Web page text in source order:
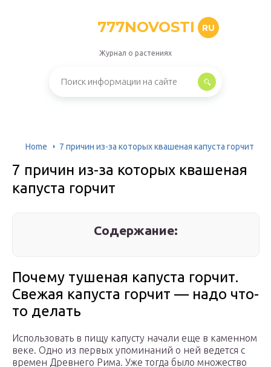
777NOVOSTI RU
Журнал о растениях
Home 7 причин из-за которых квашеная капуста горчит
7 причин из-за которых квашеная
капуста горчит
Содержание:
Почему тушеная капуста горчит.
Свежая капуста горчит — надо что-
то делать
Использовать в пищу капусту начали еще в каменном
веке. Одно из первых упоминаний о ней ведется с
времен Древнего Рима. Уже тогда было множество